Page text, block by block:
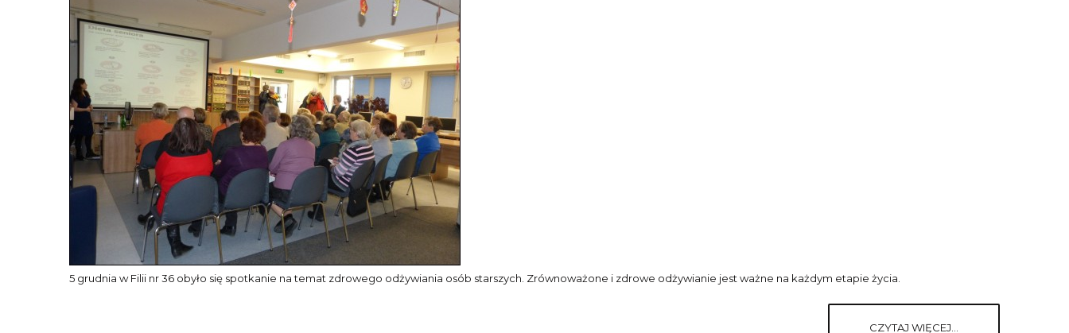
5 grudnia w Filii nr 36 obyło się spotkanie na temat zdrowego odżywiania osób starszych. Zrównoważone i zdrowe odżywianie jest ważne na każdym etapie życia.
CZYTAJ WIĘCEJ...